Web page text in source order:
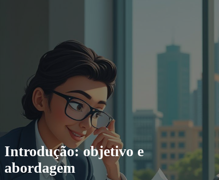
Introdução: objetivo e
abordagem